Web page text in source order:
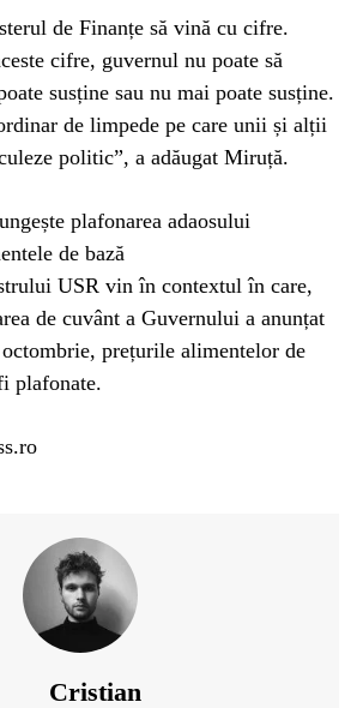
de Finanțe să vină cu cifre.
cifre, guvernul nu poate să
susține sau nu mai poate susține.
de limpede pe care unii și alții
politic”, a adăugat Miruță.
plafonarea adaosului
de bază
USR vin în contextul în care,
de cuvânt a Guvernului a anunțat
prețurile alimentelor de
plafonate.
Cristian